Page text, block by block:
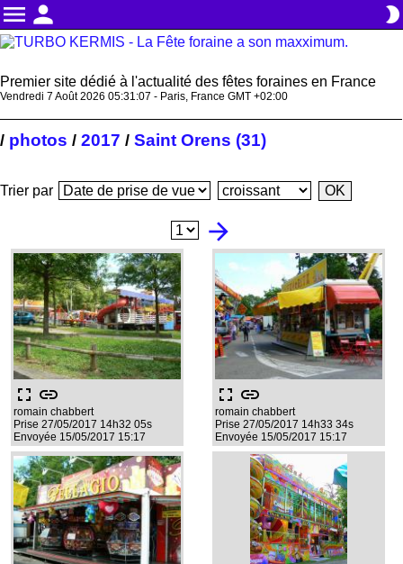
menu person brightness_2
Premier site dédié à l'actualité des fêtes foraines en France
Vendredi 7 Août 2026 05:31:08 - Paris, France GMT +02:00
/ photos / 2017 / Saint Orens (31)
Trier par
arrow_forward
fullscreen link
romain chabbert
Prise 27/05/2017 14h32 05s
Envoyée 15/05/2017 15:17
fullscreen link
romain chabbert
Prise 27/05/2017 14h33 34s
Envoyée 15/05/2017 15:17